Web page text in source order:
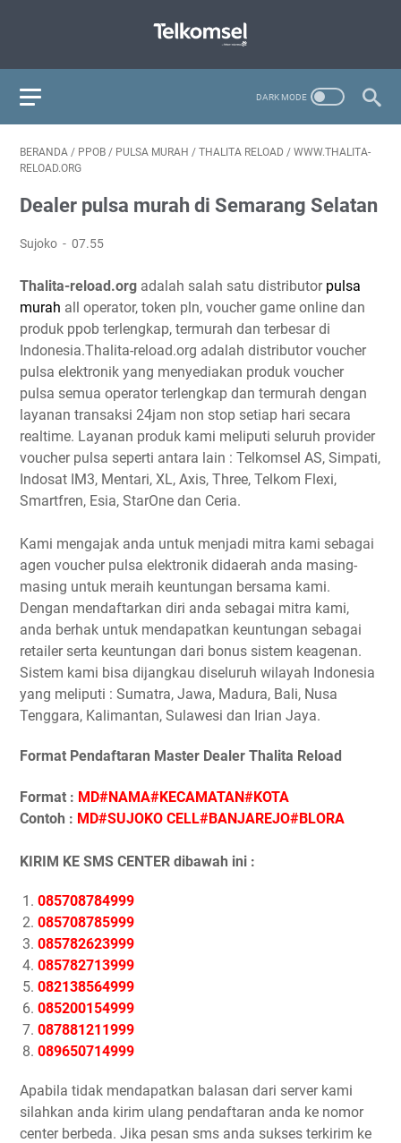
BERANDA / PPOB / PULSA MURAH / THALITA RELOAD / WWW.THALITA-
RELOAD.ORG
Dealer pulsa murah di Semarang Selatan
Sujoko 07.55
Thalita-reload.org adalah salah satu distributor pulsa
murah all operator, token pln, voucher game online dan
produk ppob terlengkap, termurah dan terbesar di
Indonesia.Thalita-reload.org adalah distributor voucher
pulsa elektronik yang menyediakan produk voucher
pulsa semua operator terlengkap dan termurah dengan
layanan transaksi 24jam non stop setiap hari secara
realtime. Layanan produk kami meliputi seluruh provider
voucher pulsa seperti antara lain : Telkomsel AS, Simpati,
Indosat IM3, Mentari, XL, Axis, Three, Telkom Flexi,
Smartfren, Esia, StarOne dan Ceria.
Kami mengajak anda untuk menjadi mitra kami sebagai
agen voucher pulsa elektronik didaerah anda masing-
masing untuk meraih keuntungan bersama kami.
Dengan mendaftarkan diri anda sebagai mitra kami,
anda berhak untuk mendapatkan keuntungan sebagai
retailer serta keuntungan dari bonus sistem keagenan.
Sistem kami bisa dijangkau diseluruh wilayah Indonesia
yang meliputi : Sumatra, Jawa, Madura, Bali, Nusa
Tenggara, Kalimantan, Sulawesi dan Irian Jaya.
Format Pendaftaran Master Dealer Thalita Reload
Format : MD#NAMA#KECAMATAN#KOTA
Contoh : MD#SUJOKO CELL#BANJAREJO#BLORA
KIRIM KE SMS CENTER dibawah ini :
085708784999
085708785999
085782623999
085782713999
082138564999
085200154999
087881211999
089650714999
Apabila tidak mendapatkan balasan dari server kami
silahkan anda kirim ulang pendaftaran anda ke nomor
center berbeda. Jika pesan sms anda sukses terkirim ke